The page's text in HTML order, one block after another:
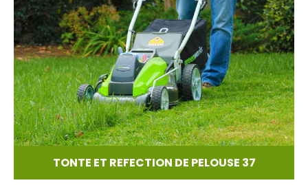
TONTE ET REFECTION DE PELOUSE 37